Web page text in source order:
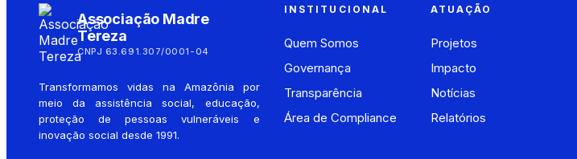
Associação Madre
Tereza
CNPJ 63.691.307/0001-04
Transformamos vidas na Amazônia por
meio da assistência social, educação,
proteção de pessoas vulneráveis e
inovação social desde 1991.
INSTITUCIONAL
Quem Somos
Governança
Transparência
Área de Compliance
ATUAÇÃO
Projetos
Impacto
Notícias
Relatórios